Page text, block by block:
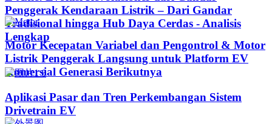
Penggerak Kendaraan Listrik – Dari Gandar
Tradisional hingga Hub Daya Cerdas - Analisis
Lengkap
Motor Kecepatan Variabel dan Pengontrol & Motor
Listrik Penggerak Langsung untuk Platform EV
Komersial Generasi Berikutnya
Aplikasi Pasar dan Tren Perkembangan Sistem
Drivetrain EV